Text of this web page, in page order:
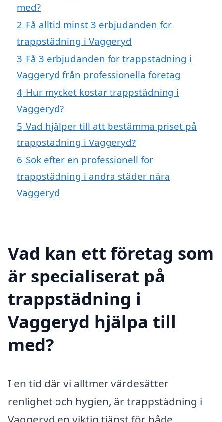
med?
2 Få alltid minst 3 erbjudanden för
trappstädning i Vaggeryd
3 Få 3 erbjudanden för trappstädning i
Vaggeryd från professionella företag
4 Hur mycket kostar trappstädning i
Vaggeryd?
5 Vad hjälper till att bestämma priset på
trappstädning i Vaggeryd?
6 Sök efter en professionell för
trappstädning i andra städer nära
Vaggeryd
Vad kan ett företag som
är specialiserat på
trappstädning i
Vaggeryd hjälpa till
med?
I en tid där vi alltmer värdesätter
renlighet och hygien, är trappstädning i
Vaggeryd en viktig tjänst för både